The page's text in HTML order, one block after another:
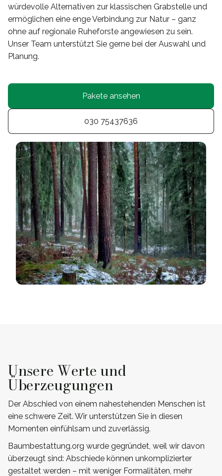
würdevolle Alternativen zur klassischen Grabstelle und
ermöglichen eine enge Verbindung zur Natur – ganz
ohne auf regionale Ruheforste angewiesen zu sein.
Unser Team unterstützt Sie gerne bei der Auswahl und
Planung.
Pakete ansehen
030 75437636
Unsere Werte und
Überzeugungen
Der Abschied von einem nahestehenden Menschen ist
eine schwere Zeit. Wir unterstützen Sie in diesen
Momenten einfühlsam und zuverlässig.
Baumbestattung.org wurde gegründet, weil wir davon
überzeugt sind: Abschiede können unkomplizierter
gestaltet werden – mit weniger Formalitäten, mehr